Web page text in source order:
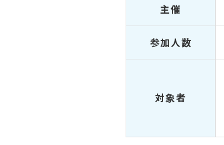
主催
参加人数
対象者